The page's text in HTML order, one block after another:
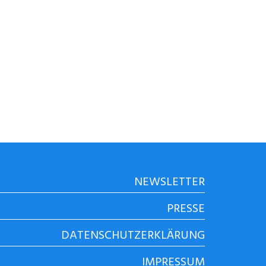
NEWSLETTER
PRESSE
DATENSCHUTZERKLÄRUNG
IMPRESSUM